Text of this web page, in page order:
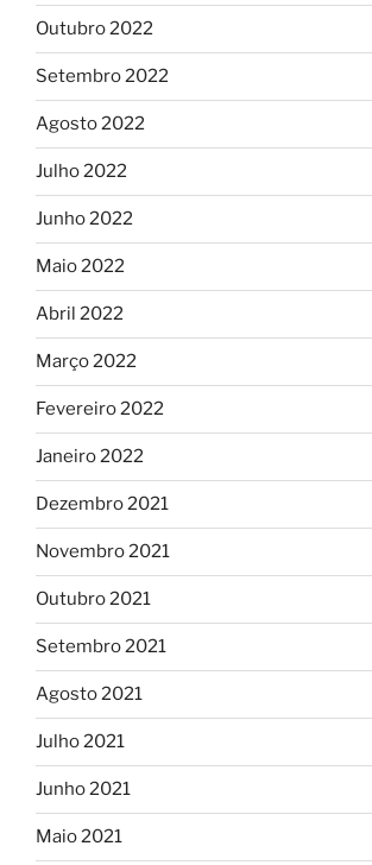
Outubro 2022
Setembro 2022
Agosto 2022
Julho 2022
Junho 2022
Maio 2022
Abril 2022
Março 2022
Fevereiro 2022
Janeiro 2022
Dezembro 2021
Novembro 2021
Outubro 2021
Setembro 2021
Agosto 2021
Julho 2021
Junho 2021
Maio 2021